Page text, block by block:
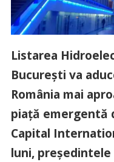
Listarea
Bucureşti va
România mai
piaţă emergentă
Capital
luni, preşedintele